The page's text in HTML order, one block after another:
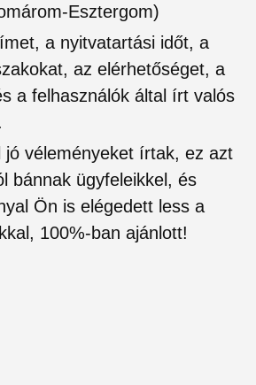
Esztergom)
a nyitvatartási időt, a
az elérhetőséget, a
a felhasználók által írt valós
jó véleményeket írtak, ez azt
bánnak ügyfeleikkel, és
Ön is elégedett less a
100%-ban ajánlott!